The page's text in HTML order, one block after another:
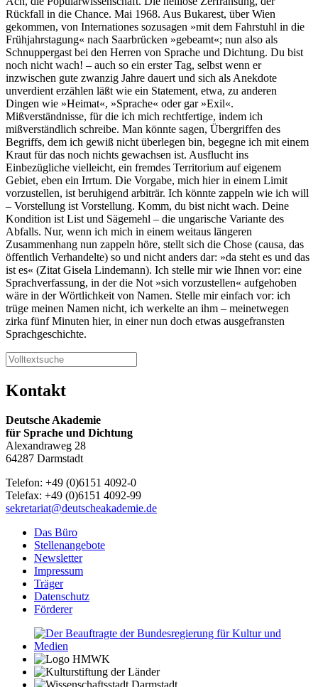
Rückfall in die Chance. Mai 1968. Aus Bukarest, über Wien
gekommen, von Internationes sozusagen »mit dem Fahrstuhl in die
Frühjahrstagung« nach Saarbrücken »gebeamt«; nun also als
Schnuppergast bei den Herren von Sprache und Dichtung. Du bist
noch nicht wach! – auch so ein erster Tag, selbst wenn er
inzwischen gute zwanzig Jahre dauert und sich als Anekdote
unverdient erzählen läßt wie ein Statement, etwa, zu anderen
Dingen wie »Heimat«, »Sprache« oder gar »Exil«.
Mißverständnisse, für die ich mich rechtfertige, indem ich
mißverständlich schreibe. Man könnte sagen, Übergriffen des
Begriffs, dem ich gewiß nicht überlegen bin, begegne ich mit einem
Kraut für das noch nichts gewachsen ist. Ausflucht ins
Einbezügliche vielleicht, ein fremdes Territorium auf eigenem
Gebiet, eben ein Irrtum. Die Vorgabe, mich hier in einem Limit
vorzustellen, ist beruhigend arbiträr. Ich könnte zappeln wie ich will
– Vorstellung ist Vorstellung. Komm, du bist nicht wach. Deine
Kondition ist List und Sägemehl – die ungarische Variante des
Abfalls. Nur, wenn ich mich in einem weitaus längeren
Zusammenhang nun zappeln höre, stellt sich die Chose (causa, das
öffentlich Verhandelte) so und nicht anders dar: »da steht es und das
ist es« (Zitat Gisela Lindemann). Ich stelle mir wie Ihnen vor: eine
Sprachverfassung, in der die Not »sich vorzustellen« aufgehoben
wäre in der Wörtlichkeit von Namen. Stelle mir einfach vor: ich
trüge meinen Namen nicht, ich werkelte an ihm – meinetwegen
zirka fünf Minuten hier, in einer nun doch etwas ausgefransten
Sprachgeschichte.
Kontakt
Deutsche Akademie
für Sprache und Dichtung
Alexandraweg 28
64287 Darmstadt
Telefon: +49 (0)6151 4092-0
Telefax: +49 (0)6151 4092-99
sekretariat@deutscheakademie.de
Das Büro
Stellenangebote
Newsletter
Impressum
Träger
Datenschutz
Förderer